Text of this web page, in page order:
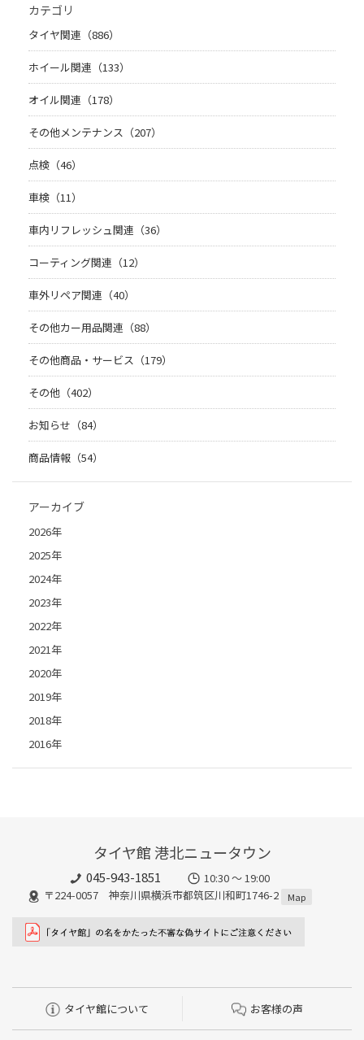
カテゴリ
タイヤ関連（886）
ホイール関連（133）
オイル関連（178）
その他メンテナンス（207）
点検（46）
車検（11）
車内リフレッシュ関連（36）
コーティング関連（12）
車外リペア関連（40）
その他カー用品関連（88）
その他商品・サービス（179）
その他（402）
お知らせ（84）
商品情報（54）
アーカイブ
2026年
2025年
2024年
2023年
2022年
2021年
2020年
2019年
2018年
2016年
タイヤ館 港北ニュータウン
045-943-1851
10:30 ～ 19:00
〒224-0057 神奈川県横浜市都筑区川和町1746-2
Map
タイヤ館について お客様の声